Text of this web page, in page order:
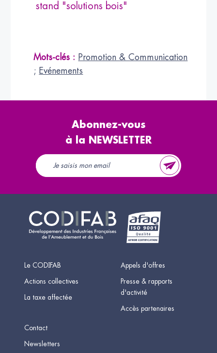
stand "solutions bois"
Mots-clés : Promotion & Communication
; Evénements
Abonnez-vous
à la NEWSLETTER
Le CODIFAB
Actions collectives
La taxe affectée
Appels d'offres
Presse & rapports
d'activité
Accès partenaires
Contact
Newsletters